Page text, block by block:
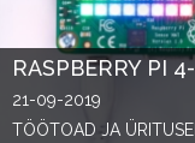
RASPBERRY PI
21-09-2019
TÖÖTOAD JA